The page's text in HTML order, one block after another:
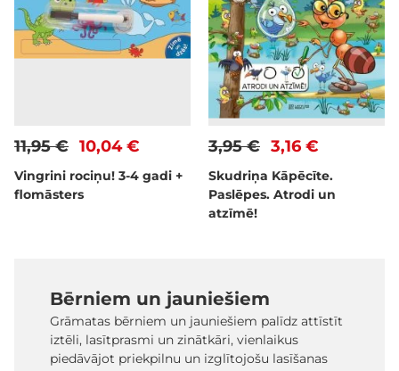
10,04 €
11,95 €
Vingrini rociņu! 3-4 gadi +
flomāsters
3,16 €
3,95 €
Skudriņa Kāpēcīte.
Paslēpes. Atrodi un
atzīmē!
Bērniem un jauniešiem
Grāmatas bērniem un jauniešiem palīdz attīstīt
iztēli, lasītprasmi un zinātkāri, vienlaikus
piedāvājot priekpilnu un izglītojošu lasīšanas